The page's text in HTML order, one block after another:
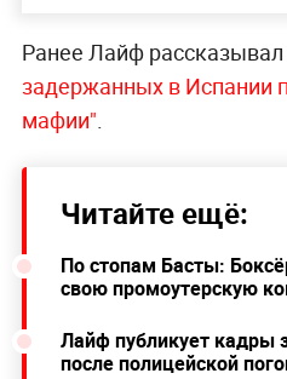
Ранее Лайф рассказывал
задержанных в Испании
мафии".
Читайте ещё:
По стопам Басты:
свою промоутерскую
Лайф публикует кадры
после полицейской